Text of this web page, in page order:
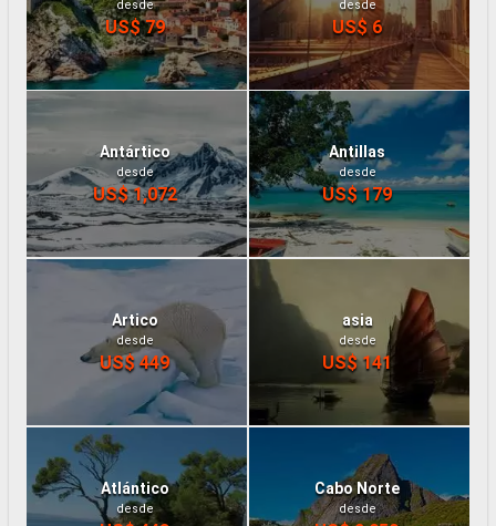
desde
US$ 79
desde
US$ 6
Antártico
desde
US$ 1,072
Antillas
desde
US$ 179
Artico
desde
US$ 449
asia
desde
US$ 141
Atlántico
desde
Cabo Norte
desde